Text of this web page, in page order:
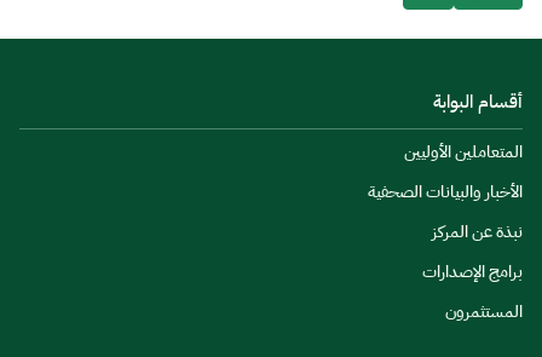
أقسام البوابة
المتعاملين الأوليين
الأخبار والبيانات الصحفية
نبذة عن المركز
برامج الإصدارات
المستثمرون